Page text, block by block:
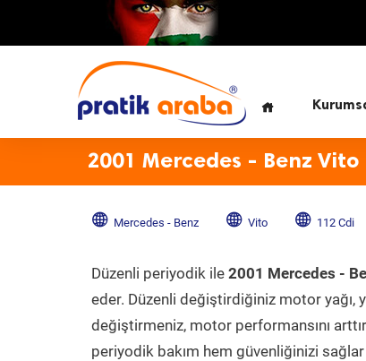
2001 Mercedes - Benz Vito
Mercedes - Benz Vito 112 Cdi
Düzenli periyodik ile 2001 Mercedes -
eder. Düzenli değiştirdiğiniz motor yağı,
değiştirmeniz, motor performansını
periyodik bakım hem güvenliğinizi